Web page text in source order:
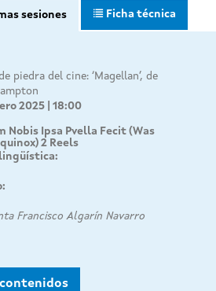
sesiones Ficha técnica
piedra del cine: ‘Magellan’, de
2025 | 18:00
Nobis Ipsa Pvella Fecit (Was
2 Reels
Francisco Algarín Navarro